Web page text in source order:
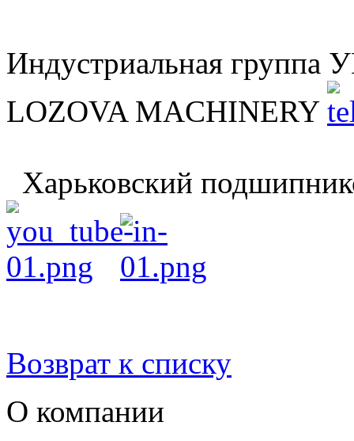
Индустриальная
LOZOVA MACHINERY
Харьковский
Возврат к списку
О компании